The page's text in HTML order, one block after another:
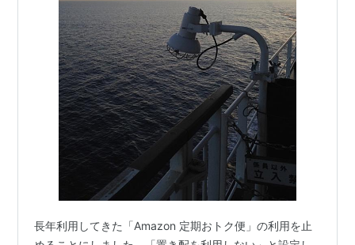
長年利用してきた「Amazon 定期おトク便」の利用を止